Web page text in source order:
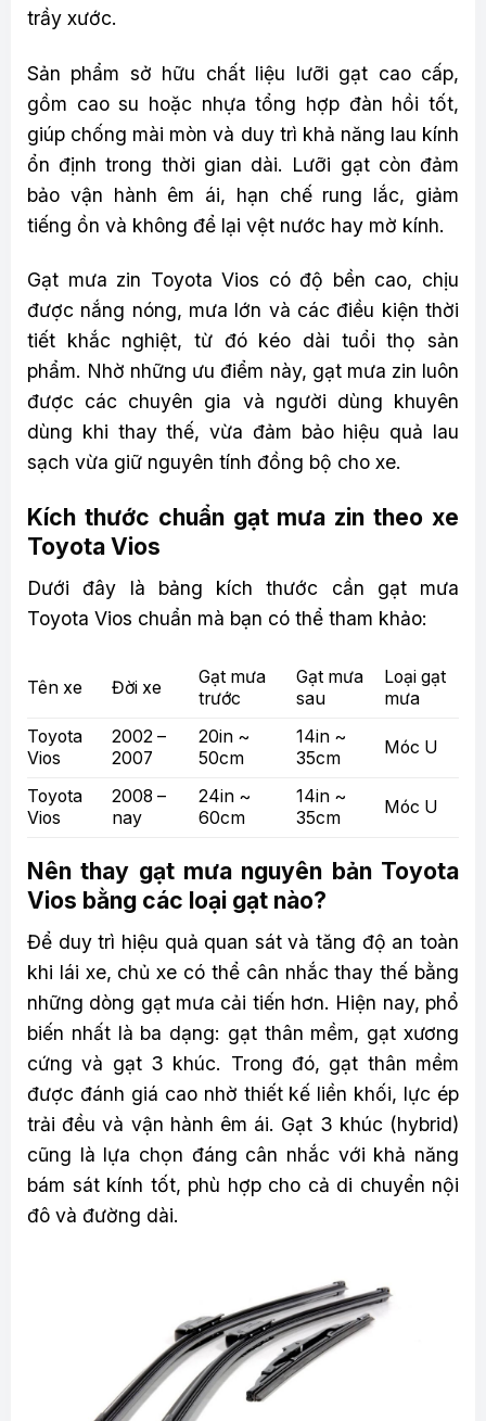
trầy xước.
Sản phẩm sở hữu chất liệu lưỡi gạt cao cấp,
gồm cao su hoặc nhựa tổng hợp đàn hồi tốt,
giúp chống mài mòn và duy trì khả năng lau kính
ổn định trong thời gian dài. Lưỡi gạt còn đảm
bảo vận hành êm ái, hạn chế rung lắc, giảm
tiếng ồn và không để lại vệt nước hay mờ kính.
Gạt mưa zin Toyota Vios có độ bền cao, chịu
được nắng nóng, mưa lớn và các điều kiện thời
tiết khắc nghiệt, từ đó kéo dài tuổi thọ sản
phẩm. Nhờ những ưu điểm này, gạt mưa zin luôn
được các chuyên gia và người dùng khuyên
dùng khi thay thế, vừa đảm bảo hiệu quả lau
sạch vừa giữ nguyên tính đồng bộ cho xe.
Kích thước chuẩn gạt mưa zin theo xe
Toyota Vios
Dưới đây là bảng kích thước cần gạt mưa
Toyota Vios chuẩn mà bạn có thể tham khảo:
Tên xe Đời xe
Gạt mưa
trước
Gạt mưa
sau
Loại gạt
mưa
Toyota
Vios
2002 –
2007
20in ~
50cm
14in ~
35cm
Móc U
Toyota
Vios
2008 –
nay
24in ~
60cm
14in ~
35cm
Móc U
Nên thay gạt mưa nguyên bản Toyota
Vios bằng các loại gạt nào?
Để duy trì hiệu quả quan sát và tăng độ an toàn
khi lái xe, chủ xe có thể cân nhắc thay thế bằng
những dòng gạt mưa cải tiến hơn. Hiện nay, phổ
biến nhất là ba dạng: gạt thân mềm, gạt xương
cứng và gạt 3 khúc. Trong đó, gạt thân mềm
được đánh giá cao nhờ thiết kế liền khối, lực ép
trải đều và vận hành êm ái. Gạt 3 khúc (hybrid)
cũng là lựa chọn đáng cân nhắc với khả năng
bám sát kính tốt, phù hợp cho cả di chuyển nội
đô và đường dài.